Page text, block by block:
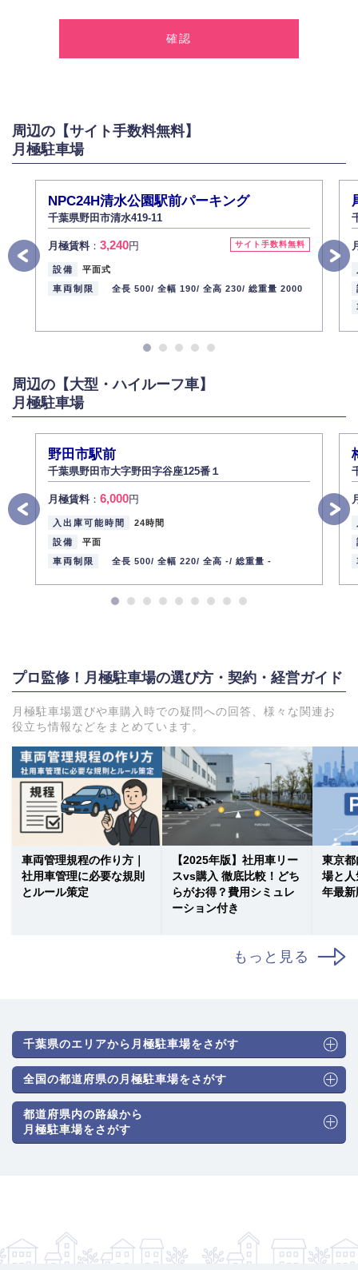
2.個人情報の利用
お問い合わせに対する回答、資料等の送付
採用に関する回答、情報の提供
弊社は取り扱う個人情報の外部への漏洩を防止し、その利用目的に応じて
適切かつ安全に管理します。
4.個人情報の第三者提供
法的義務など正当な理由に基づく要請があった場合を除き、お客様の個人
情報をご本人の同意なく第三者に提供いたしません。
5.個人情報の開示・訂正・削除
ん）。
また、個人情報の内容に誤りがあり、ご本人から訂正・追加・削除の請求
6.個人情報管理の社内教育
弊社社員全員が、個人情報の取り扱いについての重要性を理解し、より適
切に管理するよう社内教育を実施してまいります。
代表取締役社長 野口 幸男
周辺の【サイト手数料無料】
月極駐車場
NPC24H清水公園駅前パーキング
千葉県野田市清水419-11
サイト手数料無料
月極賃料： 3,240円
設備
平面式
車両制限
全長 500/ 全幅 190/ 全高 230/ 総重量 2000
周辺の【大型・ハイルーフ車】
月極駐車場
野田市駅前
千葉県野田市大字野田字谷座125番１
月極賃料： 6,000円
入出庫可能時間
24時間
設備
平面
車両制限
全長 500/ 全幅 220/ 全高 -/ 総重量 -
プロ監修！月極駐車場の選び方・契約・経営ガイド
月極駐車場選びや車購入時での疑問への回答、様々な関連お
役立ち情報などをまとめています。
車両管理規程の作り方｜
社用車管理に必要な規則
とルール策定
【2025年版】社用車リー
スvs購入 徹底比較！どち
らがお得？費用シミュレ
ーション付き
東京
場と
年最新
もっと見る
千葉県のエリアから月極駐車場をさがす
全国の都道府県の月極駐車場をさがす
都道府県内の路線から
月極駐車場をさがす